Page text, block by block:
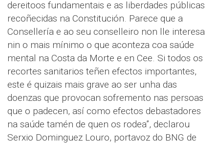
dereitoos fundamentais e as liberdades públicas
recoñecidas na Constitución. Parece que a
Consellería e ao seu conselleiro non lle interesa
nin o mais mínimo o que aconteza coa saúde
mental na Costa da Morte e en Cee. Si todos os
recortes sanitarios teñen efectos importantes,
este é quizais mais grave ao ser unha das
doenzas que provocan sofremento nas persoas
que o padecen, así como efectos debastadores
na saúde tamén de quen os rodea”, declarou
Serxio Dominguez Louro, portavoz do BNG de